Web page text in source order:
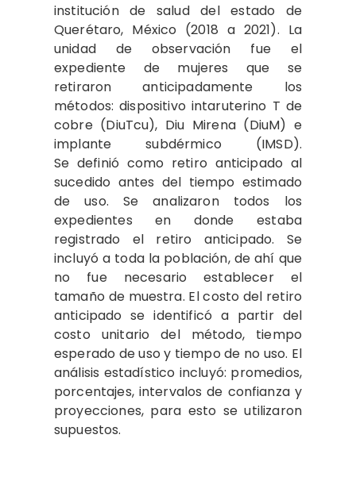
institución de salud del estado de
Querétaro, México (2018 a 2021). La
unidad de observación fue el
expediente de mujeres que se
retiraron anticipadamente los
métodos: dispositivo intaruterino T de
cobre (DiuTcu), Diu Mirena (DiuM) e
implante subdérmico (IMSD).
Se definió como retiro anticipado al
sucedido antes del tiempo estimado
de uso. Se analizaron todos los
expedientes en donde estaba
registrado el retiro anticipado. Se
incluyó a toda la población, de ahí que
no fue necesario establecer el
tamaño de muestra. El costo del retiro
anticipado se identificó a partir del
costo unitario del método, tiempo
esperado de uso y tiempo de no uso. El
análisis estadístico incluyó: promedios,
porcentajes, intervalos de confianza y
proyecciones, para esto se utilizaron
supuestos.